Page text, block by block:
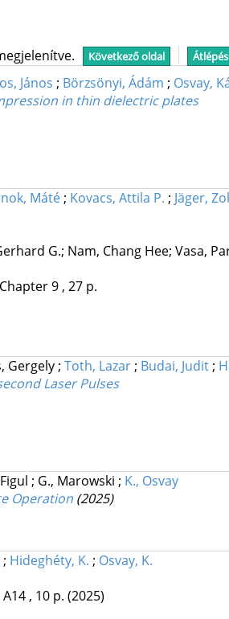
Következő oldal
János ; Börzsönyi, Ádám ; Osvay,
in thin dielectric plates
Máté; Kovacs, Attila P. ; Jäger,
G.; Nam, Chang Hee; Vasa,
9 , 27 p.
Gergely; Toth, Lazar; Budai, Judit;
Laser Pulses
; G., Marowski ; K., Osvay
Operation (2025)
; Hideghéty, K. ; Osvay, K.
, 10 p. (2025)